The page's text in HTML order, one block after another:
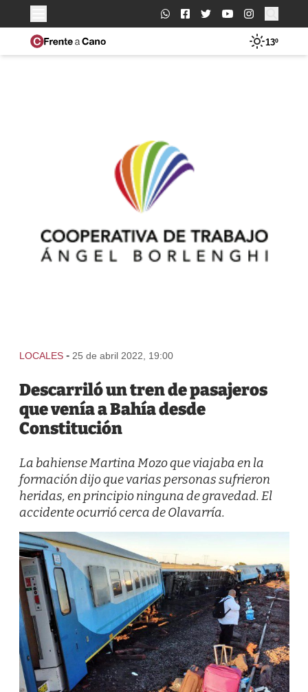
Buscar:
13º
LOCALES - 25 de abril 2022, 19:00
Descarriló un tren de pasajeros
que venía a Bahía desde
Constitución
La bahiense Martina Mozo que viajaba en la
formación dijo que varias personas sufrieron
heridas, en principio ninguna de gravedad. El
accidente ocurrió cerca de Olavarría.